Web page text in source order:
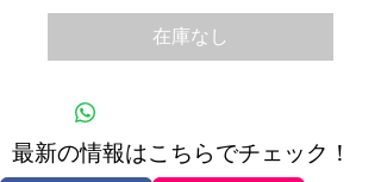
在庫なし
​最新の情報はこちらでチェック！